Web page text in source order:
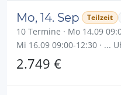
Mo, 14. Sep Teilzeit
10 Termine · Mo 14.09
Mi 16.09 09:00-12:30 · ...
2.749 €